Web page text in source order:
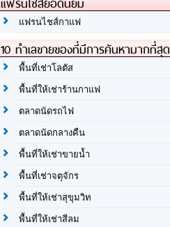
แฟรนไชส์กาแฟ
10 ทำเลขายของที่มีการค้นหามากที่สุด
พื้นที่เช่าโลตัส
พื้นที่ให้เช่าร้านกาแฟ
ตลาดนัดรถไฟ
ตลาดนัดกลางคืน
พื้นที่ให้เช่าขายน้ำ
พื้นที่เช่าจตุจักร
พื้นที่ให้เช่าสุขุมวิท
พื้นที่ให้เช่าสีลม